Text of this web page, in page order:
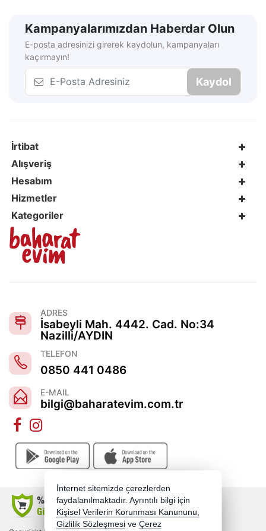
Kampanyalarımızdan Haberdar Olun
E-posta adresinizi girerek kaydolun, kampanyaları
kaçırmayın!
Kaydol
İrtibat
Alışveriş
Hesabım
Hizmetler
Kategoriler
ADRES
İsabeyli Mah. 4442. Cad. No:34
Nazilli/AYDIN
TELEFON
0850 441 0486
E-MAIL
bilgi@baharatevim.com.tr
İnternet sitemizde çerezlerden
faydalanılmaktadır. Ayrıntılı bilgi için
Kişisel Verilerin Korunması Kanununu,
Gizlilik Sözleşmesi ve Çerez